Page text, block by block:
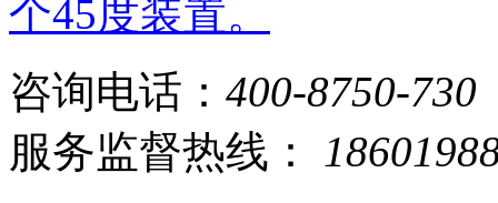
个45度装置。
咨询电话： 400-8750-730
服务监督热线：